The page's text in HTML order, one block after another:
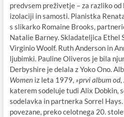
predvsem preživetje – za razliko
izolaciji in samosti. Pianistka
s slikarko Romaine Brooks,
Natalie Barney. Skladateljica Ethel
Virginio Woolf. Ruth Anderson in
ljubimki. Pauline Oliveros je bila
Derbyshire je delala z Yoko Ono.
Womeniz leta 1979, »prvi album od,
katerem sodeluje tudi Alix Dobkin,
sodelavka in partnerka Sorrel
povezane, preko celotnega 20.